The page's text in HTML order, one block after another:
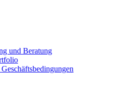
und Beratung